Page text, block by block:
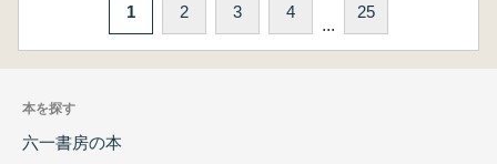
1 2 3 4
...
25
本を探す
六一書房の本